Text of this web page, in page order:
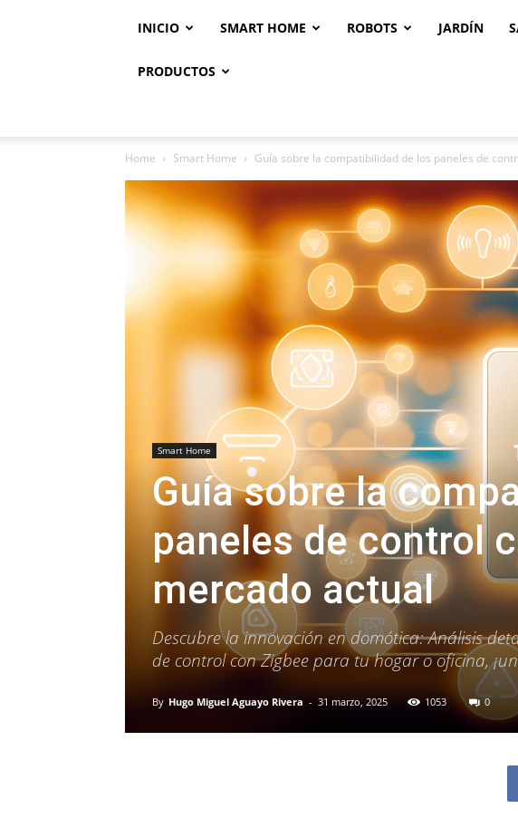
INICIO SMART HOME ROBOTS JARDÍN
PRODUCTOS
Home Smart Home Guía sobre la compatibilidad de los paneles de
Smart Home
Guía sobre la
paneles de control
mercado actual
Descubre la innovación en domótica: Análisis
de control con Zigbee para tu hogar o oficina,
By Hugo Miguel Aguayo Rivera - 31 marzo, 2025 1053 0